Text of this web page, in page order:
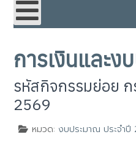
การเงินและง
รหัสกิจกรรมย่อย
2569
หมวด: งบประมาณ ประจำปี